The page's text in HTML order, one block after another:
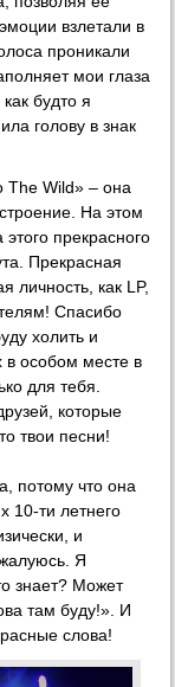
взлетали в
проникали
мои глаза
будто я
голову в знак
The Wild» – она
На этом
прекрасного
Прекрасная
личность, как LP,
Спасибо
холить и
в особом месте в
для тебя.
которые
твои песни!
потому что она
10-ти летнего
и
Я
знает? Может
там буду!». И
слова!